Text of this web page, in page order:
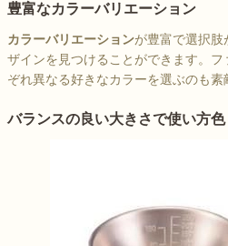
豊富なカラーバリエーション
カラーバリエーションが豊富で選択
ザインを見つけることができます。
ぞれ異なる好きなカラーを選ぶのも素
バランスの良い大きさで使い方色